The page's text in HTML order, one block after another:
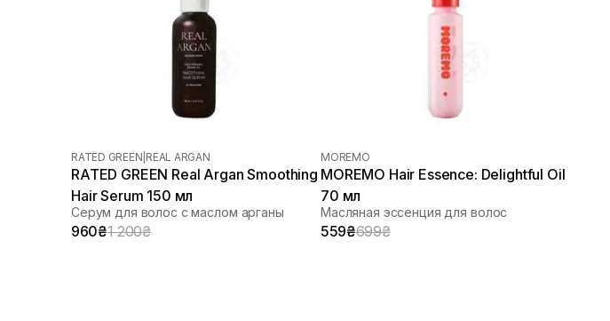
RATED GREEN REAL ARGAN
RATED GREEN Real Argan Smoothing
Hair Serum 150 мл
Серум для волос с маслом арганы
960₴1 200₴
MOREMO
MOREMO Hair Essence: Delightful Oil
70 мл
Масляная эссенция для волос
559₴699₴